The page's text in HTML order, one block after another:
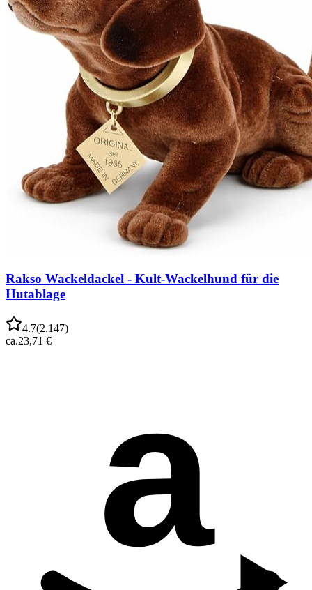
Rakso Wackeldackel - Kult-Wackelhund für die
Hutablage
4.7(2.147)
ca.23,71 €
a